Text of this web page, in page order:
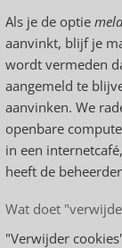
Als je de optie
aanvinkt, blijf je
wordt vermeden
aangemeld te
aanvinken. We
openbare
in een
heeft de
Wat doet
"Verwijder